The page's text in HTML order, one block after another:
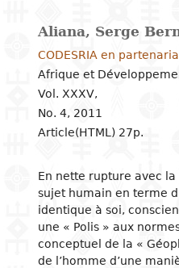
Aliana, Serge
CODESRIA en
Afrique et
Vol. XXXV,
No. 4, 2011
Article(HTML) 27p.
En nette rupture avec
sujet humain en terme
identique à soi,
une « Polis » aux
conceptuel de la «
de l’homme d’une
Religious practices
Philosophical approaches
Logic and theory of knowledge
Mathematics
Archeology and prehistory
Biographies
Psychology
Demography
Anthropology and ethnology
Law in general
Criminal Law
Fiscal law
Customs law
Labor law
Agriculture
communication technologies
Management
Financial accounting
Production management and
control
Marketing and communication